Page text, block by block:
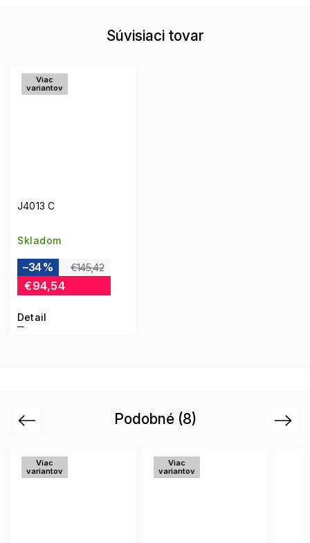
Súvisiaci tovar
Viac
variantov
J4013 C
Skladom
€145,42
–34 %
€94,54
Detail
Podobné (8)
Previous
Viac
variantov
Viac
variantov
Next